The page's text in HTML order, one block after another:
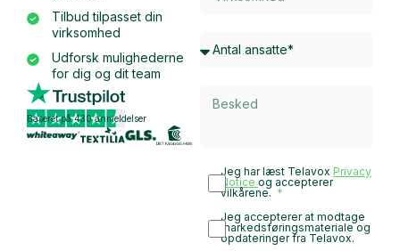
Tilbud tilpasset din
virksomhed
Udforsk mulighederne
for dig og dit team
Baseret på 430 anmeldelser
Jeg har læst Telavox Privacy
Noticeog accepterer
vilkårene.
Jeg accepterer at modtage
markedsføringsmateriale og
opdateringer fra Telavox.